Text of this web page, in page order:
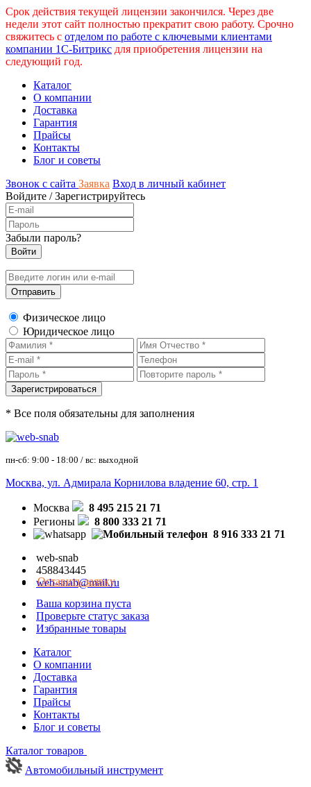
Срок действия текущей лицензии закончился. Через две
недели этот сайт полностью прекратит свою работу. Срочно
свяжитесь с отделом по работе с ключевыми клиентами
компании 1С-Битрикс для приобретения лицензии на
следующий год.
Каталог
О компании
Доставка
Гарантия
Прайсы
Контакты
Блог и советы
Звонок с сайта Заявка Вход в личный кабинет
Войдите /Зарегистрируйтесь
Забыли пароль?
Физическое лицо
Юридическое лицо
* Все поля обязательны для заполнения
пн-сб: 9:00 - 18:00 / вс: выходной
Москва, ул. Адмирала Корнилова владение 60, стр. 1
Москва
8 495 215 21 71
Регионы
8 800 333 21 71
8 916 333 21 71
web-snab
458843445
web-snab@mail.ru
Оставить заявку
Ваша корзина пуста
Проверьте статус заказа
Избранные товары
Каталог
О компании
Доставка
Гарантия
Прайсы
Контакты
Блог и советы
Каталог товаров
Автомобильный инструмент